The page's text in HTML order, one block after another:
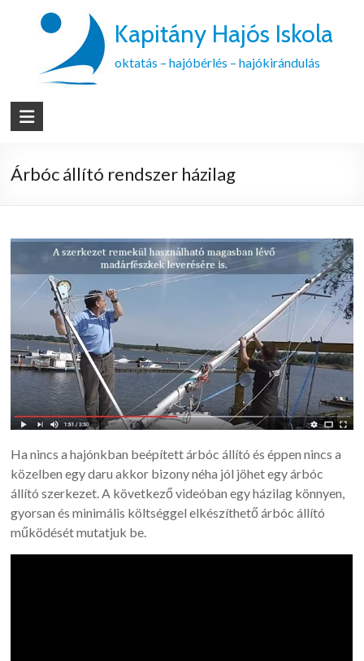
Kapitány Hajós Iskola
oktatás – hajóbérlés – hajókirándulás
Árbóc állító rendszer házilag
Ha nincs a hajónkban beépített árbóc állító és éppen nincs a
közelben egy daru akkor bizony néha jól jöhet egy árbóc
állító szerkezet. A következő videóban egy házilag könnyen,
gyorsan és minimális költséggel elkészíthető árbóc állító
működését mutatjuk be.